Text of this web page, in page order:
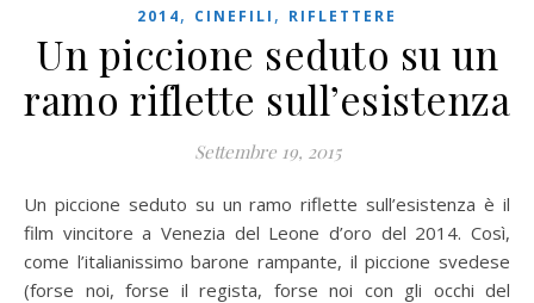
2014, CINEFILI , RIFLETTERE
Un piccione seduto su un
ramo riflette sull’esistenza
Settembre 19, 2015
Un piccione seduto su un ramo riflette sull’esistenza è il
film vincitore a Venezia del Leone d’oro del 2014. Così,
come l’italianissimo barone rampante, il piccione svedese
(forse noi, forse il regista, forse noi con gli occhi del